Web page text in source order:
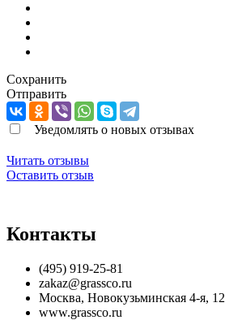
Сохранить
Отправить
Уведомлять о новых отзывах
Читать отзывы
Оставить отзыв
Контакты
(495) 919-25-81
zakaz@grassco.ru
Москва, Новокузьминская 4-я, 12
www.grassco.ru